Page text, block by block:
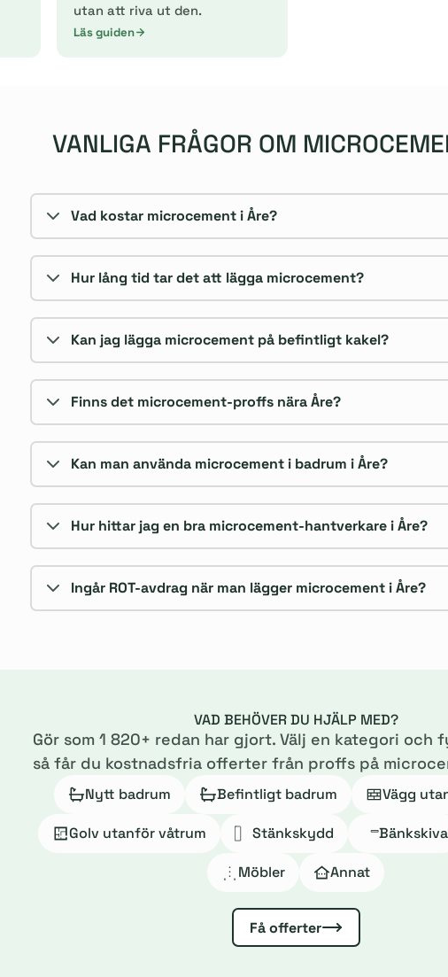
utan att riva ut den.
Läs guiden
VANLIGA FRÅGOR OM
Vad kostar microcement i Åre?
Hur lång tid tar det att lägga microcement?
Kan jag lägga microcement på befintligt kakel?
Finns det microcement-proffs nära Åre?
Kan man använda microcement i badrum i Åre?
Hur hittar jag en bra microcement-hantverkare i Åre?
Ingår ROT-avdrag när man lägger microcement i Åre?
VAD BEHÖVER DU HJÄLP MED?
Gör som 1 820+ redan har gjort. Välj en kategori och
så får du kostnadsfria offerter från proffs på
Nytt badrum Befintligt badrum Vägg
Golv utanför våtrum Stänkskydd Bänkskiva
Möbler Annat
Få offerter